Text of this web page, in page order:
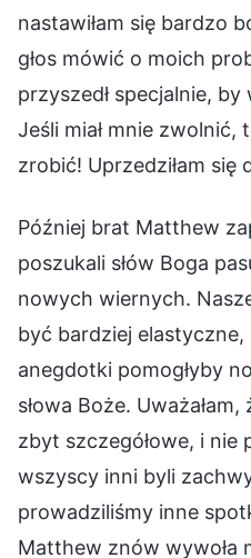
nastawiłam się bardzo
głos mówić o moich
przyszedł specjalnie,
Jeśli miał mnie zwolnić,
zrobić! Uprzedziłam się
Później brat Matthew
poszukali słów Boga
nowych wiernych.
być bardziej elastyczne,
anegdotki pomogłyby
słowa Boże.
zbyt szczegółowe, i nie
wszyscy inni byli
prowadziliśmy inne
Matthew znów wywoła